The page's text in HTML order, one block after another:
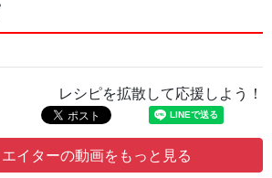
レシピを拡散して応援しよう！
イターの動画をもっと見る